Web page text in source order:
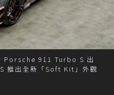
Porsche 911 Turbo S 出
推出全新「Soft Kit」外觀